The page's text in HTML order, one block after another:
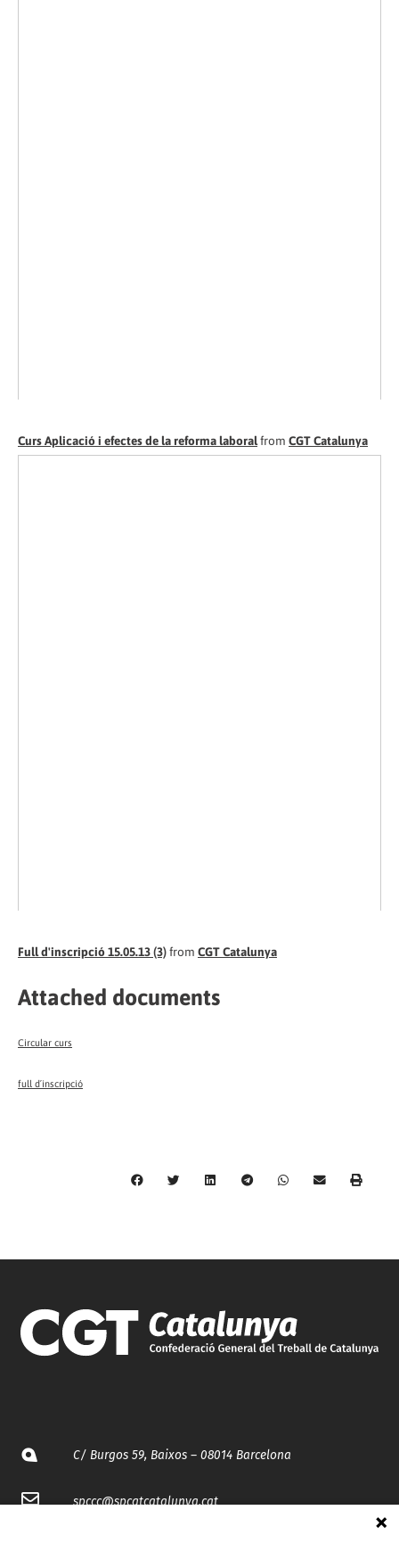
Curs Aplicació i efectes de la reforma laboralfrom CGT Catalunya
Full d'inscripció 15.05.13 (3)from CGT Catalunya
Attached documents
Circular curs
full d´inscripció
C/ Burgos 59, Baixos – 08014 Barcelona
spccc@spcgtcatalunya.cat